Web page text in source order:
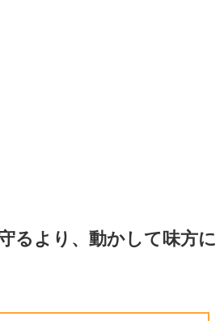
るより、動かして味方に